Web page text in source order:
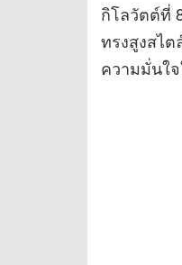
กิโลวัตต์ที่
ทรงสูงสไ
ความมั่นใ